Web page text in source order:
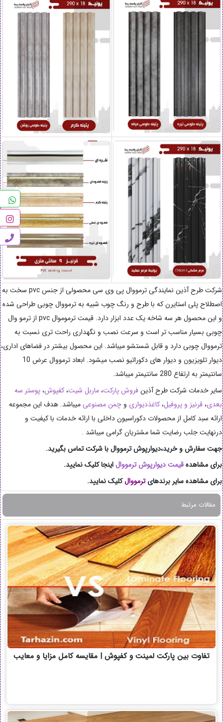
شرکت طرح آذین نمایندگی ترمووال پی وی سی محصولی از جنس pvc سخت به
اصطلاح پلی استایرن که با طرح و رنگ چوب شبیه به ترمووال چوبی طراحی شده
و این محصول هر سه شاخه یک عدد ابزار دارد. قیمت ترموموال pvc از ترمو وال
چوبی بسیار مناسب تر است و سرعت نصب و نگهداری راحت تری نسبت به
ترمووال چوبی دارد و قابل شستشو میباشد. این محصول بیشتر در فضاهای اداری،
دیوار تلویزیون و دیوار های دکوراتیو نصب میشود. ابعاد ترمووال عرض 10
سانتیمتر به ارتفاع 280 سانتیمتر میباشد.
سایر خدمات شرکت طرح آذینفروش پارکت،ماربل شیت،کفپوش،پوستر سه
بعدی،قرنیز و پروفیل،کاغذدیواری و چمن مصنوعیمیباشد. هدف این مجموعه
ارائه سبد کامل از محصولات دکوراسیون داخلی با ارائه خدمات با کیفیت و
درنهایت جلب رضایت شما مشتریان گرامی میباشد .
جهت سفارش و خرید،دیوارپوش ترمووال با شرکت تماس بگیرید.
برای مشاهدهقیمتدیوارپوش ترمووالاینجا کلیک نمایید.
برای مشاهده سایر برندهایترمووالکلیک نمایید.
مقالات مرتبط
تفاوت بین پارکت لمینت و کفپوش | مقایسه کامل مزایا و معایب